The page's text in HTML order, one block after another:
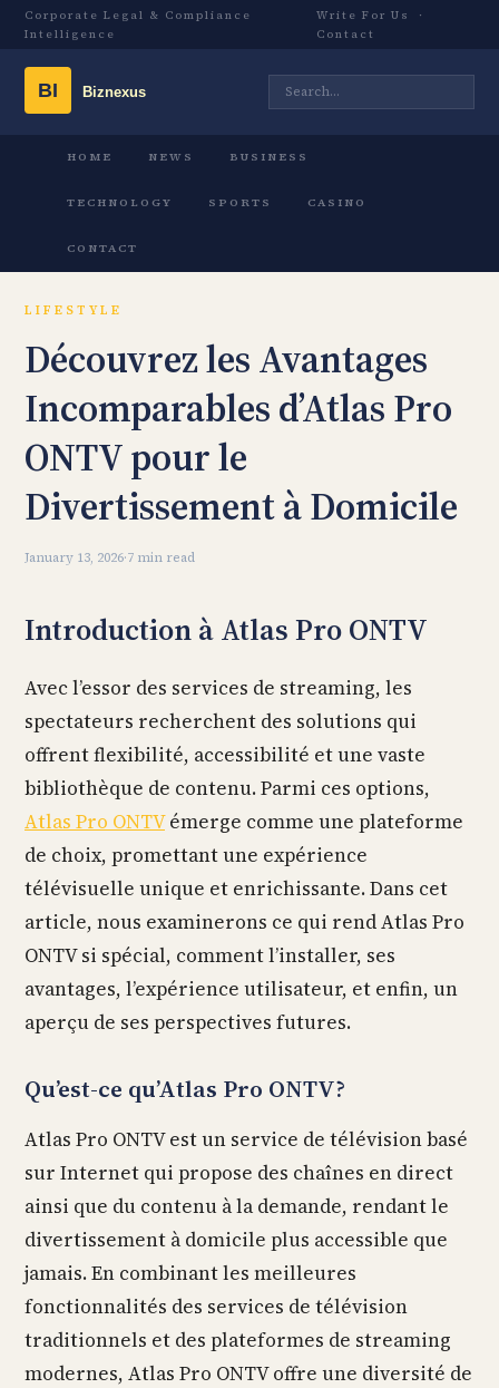
Corporate Legal & Compliance
Intelligence
Write For Us
·
Contact
HOME NEWS BUSINESS
TECHNOLOGY SPORTS CASINO
CONTACT
LIFESTYLE
Découvrez les Avantages
Incomparables d’Atlas Pro
ONTV pour le
Divertissement à Domicile
January 13, 2026·7 min read
Introduction à Atlas Pro ONTV
Avec l’essor des services de streaming, les
spectateurs recherchent des solutions qui
offrent flexibilité, accessibilité et une vaste
bibliothèque de contenu. Parmi ces options,
Atlas Pro ONTVémerge comme une plateforme
de choix, promettant une expérience
télévisuelle unique et enrichissante. Dans cet
article, nous examinerons ce qui rend Atlas Pro
ONTV si spécial, comment l’installer, ses
avantages, l’expérience utilisateur, et enfin, un
aperçu de ses perspectives futures.
Qu’est-ce qu’Atlas Pro ONTV?
Atlas Pro ONTV est un service de télévision basé
sur Internet qui propose des chaînes en direct
ainsi que du contenu à la demande, rendant le
divertissement à domicile plus accessible que
jamais. En combinant les meilleures
fonctionnalités des services de télévision
traditionnels et des plateformes de streaming
modernes, Atlas Pro ONTV offre une diversité de